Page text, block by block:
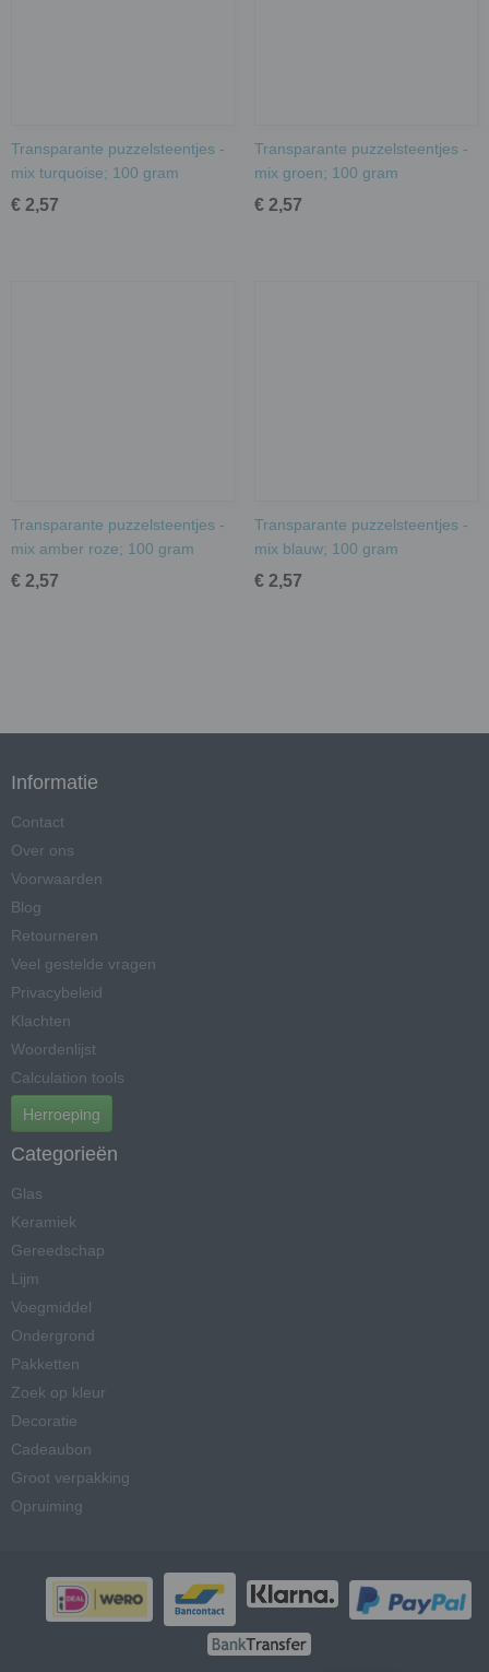
Transparante puzzelsteentjes -
mix turquoise; 100 gram
€ 2,57
Transparante puzzelsteentjes -
mix groen; 100 gram
€ 2,57
Transparante puzzelsteentjes -
mix amber roze; 100 gram
€ 2,57
Transparante puzzelsteentjes -
mix blauw; 100 gram
€ 2,57
Informatie
Contact
Over ons
Voorwaarden
Blog
Retourneren
Veel gestelde vragen
Privacybeleid
Klachten
Woordenlijst
Calculation tools
Herroeping
Categorieën
Glas
Keramiek
Gereedschap
Lijm
Voegmiddel
Ondergrond
Pakketten
Zoek op kleur
Decoratie
Cadeaubon
Groot verpakking
Opruiming